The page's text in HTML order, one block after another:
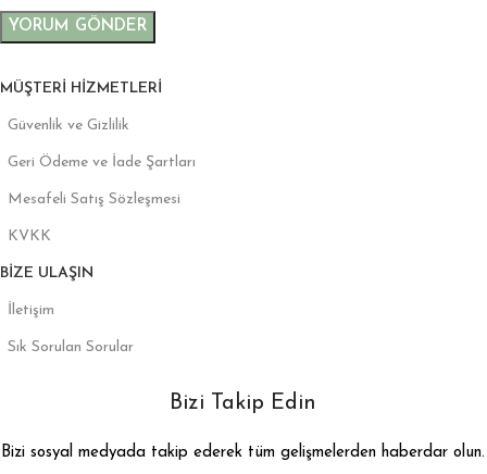
MÜŞTERI HIZMETLERI
Güvenlik ve Gizlilik
Geri Ödeme ve İade Şartları
Mesafeli Satış Sözleşmesi
KVKK
BIZE ULAŞIN
İletişim
Sık Sorulan Sorular
Bizi Takip Edin
Bizi sosyal medyada takip ederek tüm gelişmelerden haberdar olun.